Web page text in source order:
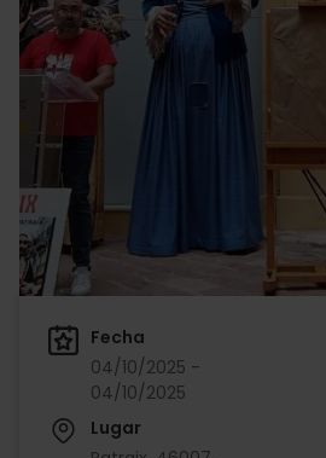
Fecha
04/10/2025 -
04/10/2025
Lugar